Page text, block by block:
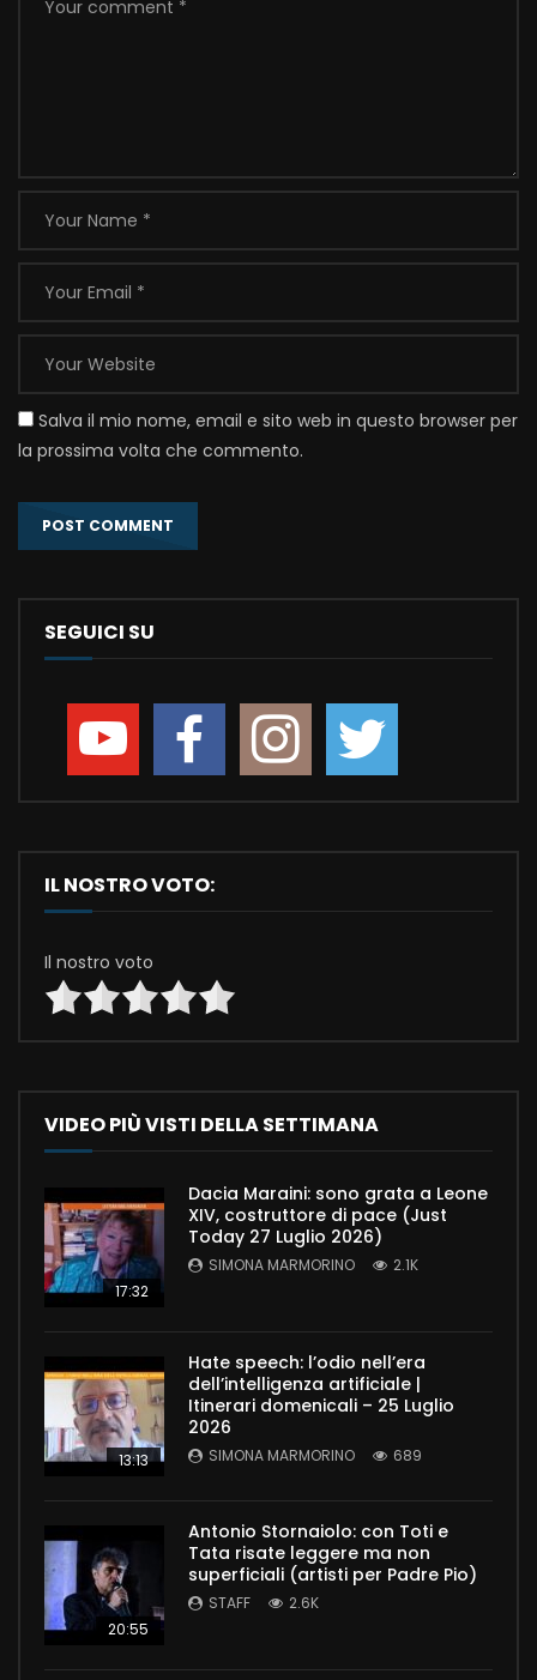
Salva il mio nome, email e sito web in questo browser per
la prossima volta che commento.
SEGUICI SU
IL NOSTRO VOTO:
Il nostro voto
VIDEO PIÙ VISTI DELLA SETTIMANA
17:32
Dacia Maraini: sono grata a Leone
XIV, costruttore di pace (Just
Today 27 Luglio 2026)
SIMONA MARMORINO 2.1K
13:13
Hate speech: l’odio nell’era
dell’intelligenza artificiale |
Itinerari domenicali – 25 Luglio
2026
SIMONA MARMORINO 689
20:55
Antonio Stornaiolo: con Toti e
Tata risate leggere ma non
superficiali (artisti per Padre Pio)
STAFF 2.6K